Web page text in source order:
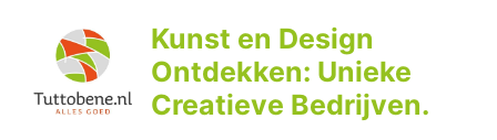
inhoud
Kunst en Design
Ontdekken: Unieke
Creatieve Bedrijven.